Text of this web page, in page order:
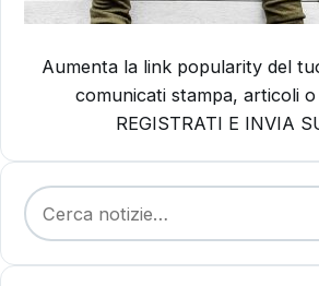
Aumenta la link popularity del
comunicati stampa, articoli
REGISTRATI E INVIA
Cerca: